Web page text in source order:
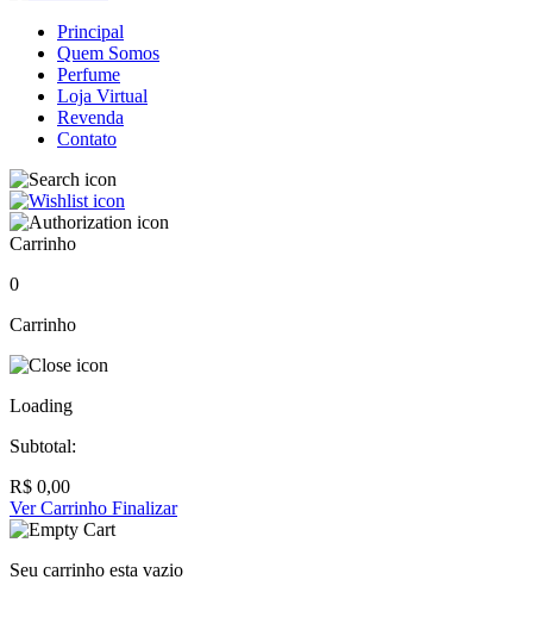
Principal
Quem Somos
Perfume
Loja Virtual
Revenda
Contato
Carrinho
0
Carrinho
Loading
Subtotal:
R$ 0,00
Ver Carrinho Finalizar
Seu carrinho esta vazio